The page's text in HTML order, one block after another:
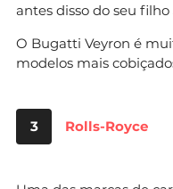
antes disso do seu
O Bugatti Veyron é
modelos mais
3 Rolls-Royce